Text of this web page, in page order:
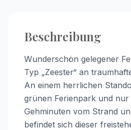
Beschreibung
Wunderschön gelegener
Typ „Zeester“ an
An einem herrlichen
grünen Ferienpark und nur
Gehminuten vom Strand
befindet sich dieser